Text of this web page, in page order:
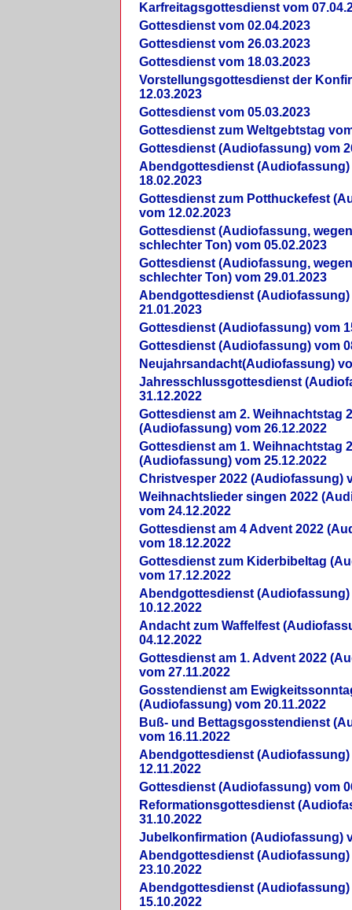
Karfreitagsgottesdienst vom
Gottesdienst vom 02.04.2023
Gottesdienst vom 26.03.2023
Gottesdienst vom 18.03.2023
Vorstellungsgottesdienst der
12.03.2023
Gottesdienst vom 05.03.2023
Gottesdienst zum Weltgebtstag
Gottesdienst (Audiofassung) vom
Abendgottesdienst (Audiofassung)
18.02.2023
Gottesdienst zum Potthuckefest
vom 12.02.2023
Gottesdienst (Audiofassung,
schlechter Ton) vom 05.02.2023
Gottesdienst (Audiofassung,
schlechter Ton) vom 29.01.2023
Abendgottesdienst (Audiofassung)
21.01.2023
Gottesdienst (Audiofassung) vom
Gottesdienst (Audiofassung) vom
Neujahrsandacht(Audiofassung)
Jahresschlussgottesdienst
31.12.2022
Gottesdienst am 2. Weihnachtstag
(Audiofassung) vom 26.12.2022
Gottesdienst am 1. Weihnachtstag
(Audiofassung) vom 25.12.2022
Christvesper 2022 (Audiofassung)
Weihnachtslieder singen 2022
vom 24.12.2022
Gottesdienst am 4 Advent 2022
vom 18.12.2022
Gottesdienst zum Kiderbibeltag
vom 17.12.2022
Abendgottesdienst (Audiofassung)
10.12.2022
Andacht zum Waffelfest
04.12.2022
Gottesdienst am 1. Advent 2022
vom 27.11.2022
Gosstendienst am
(Audiofassung) vom 20.11.2022
Buß- und Bettagsgosstendienst
vom 16.11.2022
Abendgottesdienst (Audiofassung)
12.11.2022
Gottesdienst (Audiofassung) vom
Reformationsgottesdienst
31.10.2022
Jubelkonfirmation (Audiofassung)
Abendgottesdienst (Audiofassung)
23.10.2022
Abendgottesdienst (Audiofassung)
15.10.2022